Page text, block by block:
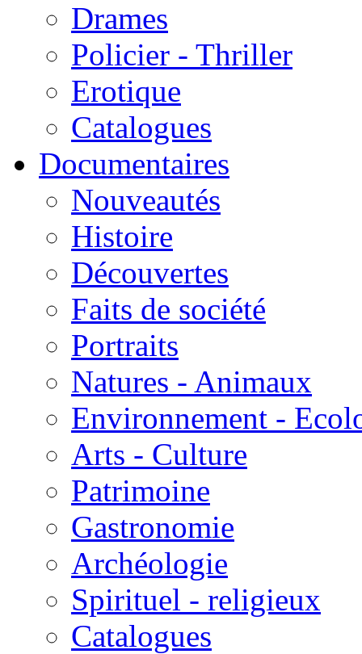
Drames
Policier - Thriller
Erotique
Catalogues
Documentaires
Nouveautés
Histoire
Découvertes
Faits de société
Portraits
Natures - Animaux
Environnement -
Arts - Culture
Patrimoine
Gastronomie
Archéologie
Spirituel - religieux
Catalogues